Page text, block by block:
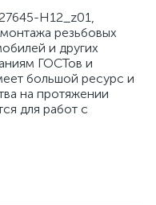
H12_z01,
резьбовых
и других
ГОСТов и
большой ресурс и
на протяжении
для работ с